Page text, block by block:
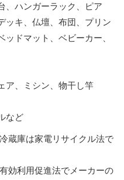
、ハンガーラック、ピア
ッキ、仏壇、布団、プリン
ドマット、ベビーカー、
ア、ミシン、物干し竿
など
蔵庫は家電リサイクル法で
効利用促進法でメーカーの